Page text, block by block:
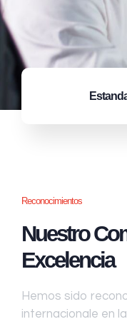
Reconocimientos
Nuestro
Excelencia
Hemos sido
internacionale en